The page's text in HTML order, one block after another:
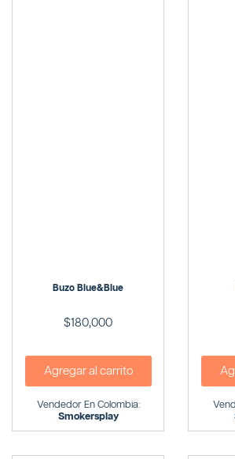
Buzo Blue&blue
$180,000
Agregar al carrito
Vendedor En Colombia:
Smokersplay